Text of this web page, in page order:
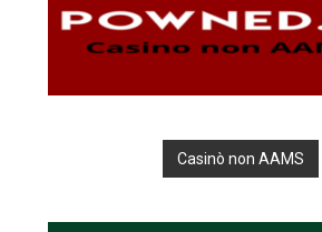
Casinò non AAMS